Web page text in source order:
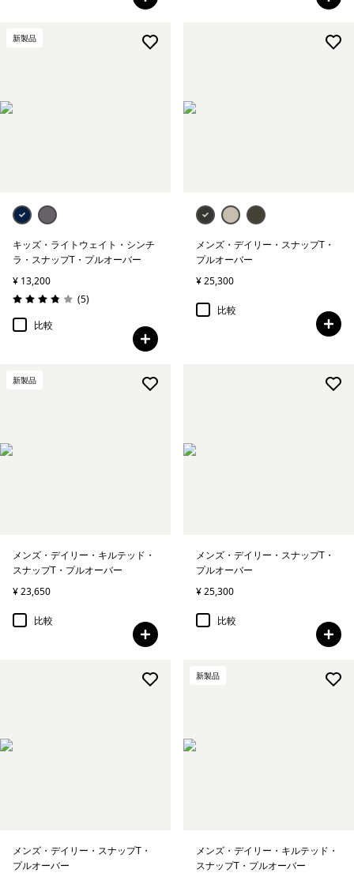
新製品
キッズ・ライトウェイト・シンチ
ラ・スナップT・プルオーバー
¥ 13,200
評価: 3.8 / 5
(5レビュー
)
比較
メンズ・デイリー・スナップT・
プルオーバー
¥ 25,300
比較
新製品
メンズ・デイリー・キルテッド・
スナップT・プルオーバー
¥ 23,650
比較
メンズ・デイリー・スナップT・
プルオーバー
¥ 25,300
比較
メンズ・デイリー・スナップT・
プルオーバー
新製品
メンズ・デイリー・キルテッド・
スナップT・プルオーバー